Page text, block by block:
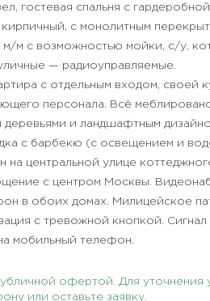
гостевая спальня с
с монолитным
м с возможностью мойки, с/у,
— радиоуправляемые.
с отдельным входом, своей
персонала. Всё
деревьями и ландшафтным
с барбекю (с освещением и
центральной улице
с центром Москвы.
в обоих домах. Милицейское
с тревожной кнопкой. Сигнал
мобильный телефон.
офертой. Для уточнения
или оставьте заявку.